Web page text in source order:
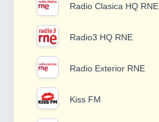
Radio Clasica HQ RNE
Radio3 HQ RNE
Radio Exterior RNE
Kiss FM